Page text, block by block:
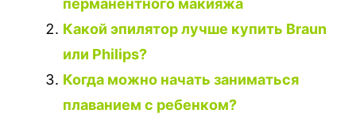
перманентного макияжа
Какой эпилятор лучше купить Braun
или Philips?
Когда можно начать заниматься
плаванием с ребенком?